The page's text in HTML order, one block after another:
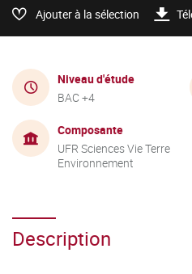
Ajouter à la sélection
Niveau d'étude
BAC +4
Composante
UFR Sciences Vie Terre
Environnement
Description